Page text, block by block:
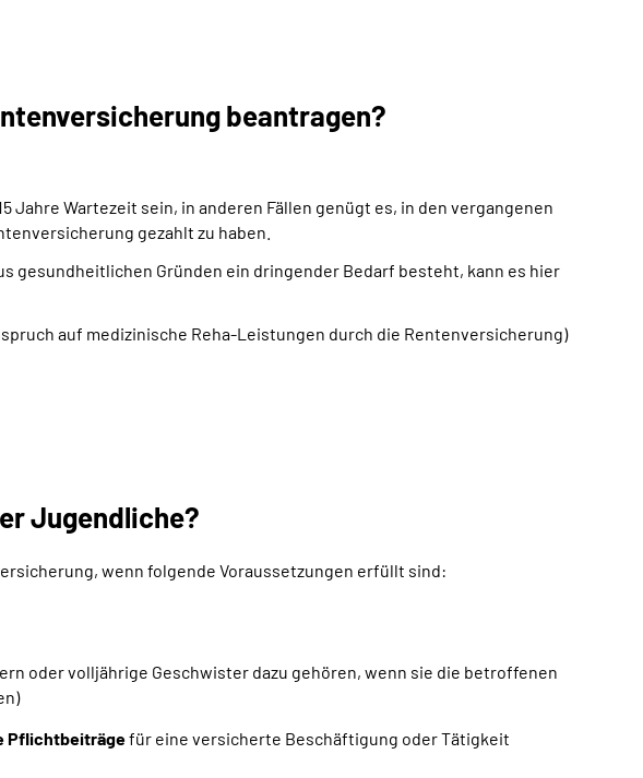
beantragen?
Jahre Wartezeit sein, in anderen Fällen genügt es, in den vergangenen
gezahlt zu haben.
gesundheitlichen Gründen ein dringender Bedarf besteht, kann es hier
auf medizinische Reha-Leistungen durch die Rentenversicherung)
Jugendliche?
wenn folgende Voraussetzungen erfüllt sind:
oder volljährige Geschwister dazu gehören, wenn sie die betroffenen
Pflichtbeiträgefür eine versicherte Beschäftigung oder Tätigkeit